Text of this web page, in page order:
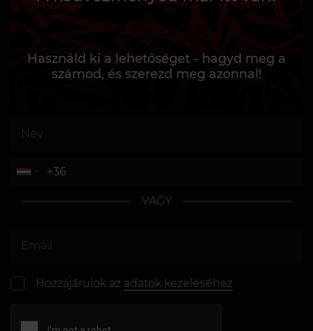
Használd ki a lehetőséget - hagyd meg a
számod, és szerezd meg azonnal!
VAGY
Hozzájárulok az adatok kezeléséhez